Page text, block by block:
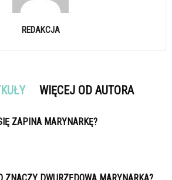
REDAKCJA
WIĘCEJ OD AUTORA
ZAPINA MARYNARKĘ?